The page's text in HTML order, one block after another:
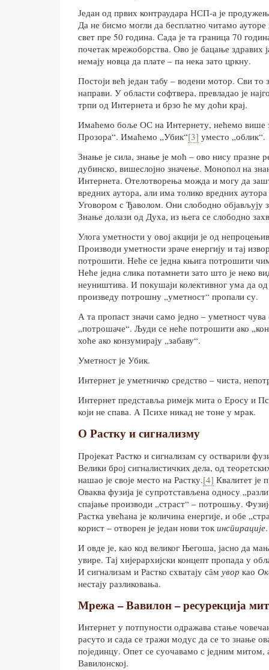
Један од првих контраудара НСП-а је
Да не бисмо могли да бесплатно читамо ауторе
свет пре 50 година. Сада је та граница 70
почетак мрежоборства. Ово је бацање здравих
немају новца да плате – па нека зато цркну.
Постоји већ један табу – водени мотор. Сви то
направи. У области софтвера, превладао је
трпи од Интернета и брзо ће му доћи крај.
Имаћемо боље ОС на Интернету, нећемо више
Прозора“. Имаћемо „Убик“[3] уместо „облик“.
Знање је сила, знање је моћ – ово нису празне
дубинско, вишеслојно значење. Монопол на
Интернета. Отелотворења можда и могу да
вредних аутора, али има толико вредних
Уговором с Ђаволом. Они слободно објављују
Знање долази од Духа, из њега се слободно
Улога уметности у овој акцији је од
Производи уметности зраче енергију и тај
потрошити. Неће се једна књига потрошити
Неће једна слика потамнети зато што је неко
неуништива. И покушаји колективног ума да
произведу потрошну „уметност“ пропали су.
А та пропаст значи само једно – уметност
„потрошаче“. Људи се неће потрошити ако
хоће ако конзумирају „забаву“.
Уметност је Убик.
Интернет је уметничко средство – чиста,
Интернет представља римејк мита о Еросу и
који не спава. А Психе никад не тоне у мрак.
О Растку и сигнализму
Пројекат Растко и сигнализам су остварили
Велики број сигналистичких дела, од
нашао је своје место на Растку.[4] Квалитет је
Оваква фузија је супротстављена односу
спајање производи „страст“ – потрошњу.
Растка увећана је количина енергије, и обе
корист – отворен је један нови ток инспирације.
И овде је, као код великог Његоша, јасно да
увире. Тај хијерархијски концепт пропада у
И сигнализам и Растко схватају сâм увор као
нестају разликовања.
Мрежа – Вавилон – ресурекција
Интернет у потпуности одражава стање
расуто и сада се тражи модус да се то знање
појединцу. Опет се суочавамо с једним митом,
Вавилонској.